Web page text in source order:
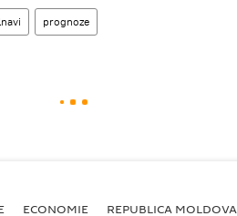
prognoze
ECONOMIE REPUBLICA MOLDOVA